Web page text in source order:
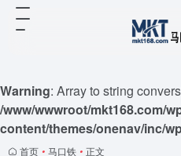
Warning: Array to string
/www/wwwroot/mkt168.com/
content/themes/onenav/inc/
首页 • 马口铁 • 正文